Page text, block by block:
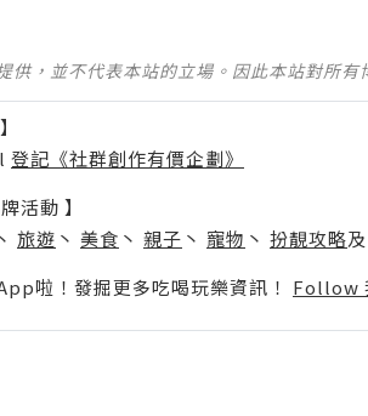
供，並不代表本站的立場。因此本站對所
登記《社群創作有價企劃》
活動 】
旅遊 丶 美食 丶 親子 丶 寵物 丶 扮靚攻略及
啦！發掘更多吃喝玩樂資訊！ Follow